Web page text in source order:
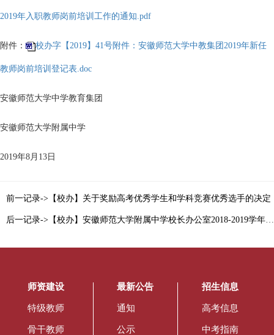
2019年入职教师岗前培训工作的通知.pdf
附件： 校办字【2019】41号附件：安徽师范大学中教集团2019年新任
教师岗前培训登记表.doc
安徽师范大学中学教育集团
安徽师范大学附属中学
2019年8月13日
前一记录->【校办】关于奖励高考优秀学生和学科竞赛优秀选手的决定
师资建设
特级教师
骨干教师
最新公告
通知
公示
招生信息
高考信息
中考指南